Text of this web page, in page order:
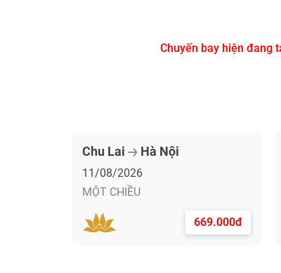
Chuyến bay hiện đang
Chu Lai Hà Nội
11/08/2026
MỘT CHIỀU
669.000đ